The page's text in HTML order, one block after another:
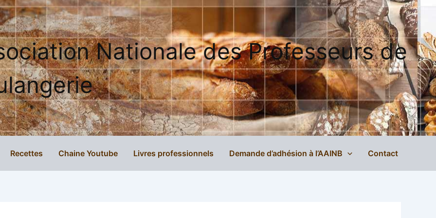
Nationale des Professeurs de
Recettes Chaine Youtube Livres professionnels Demande d’adhésion à l’AAINB Contact